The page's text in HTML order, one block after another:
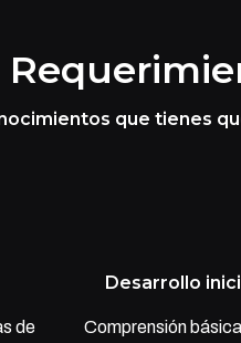
que tienes
de
Desarrollo
Comprensión